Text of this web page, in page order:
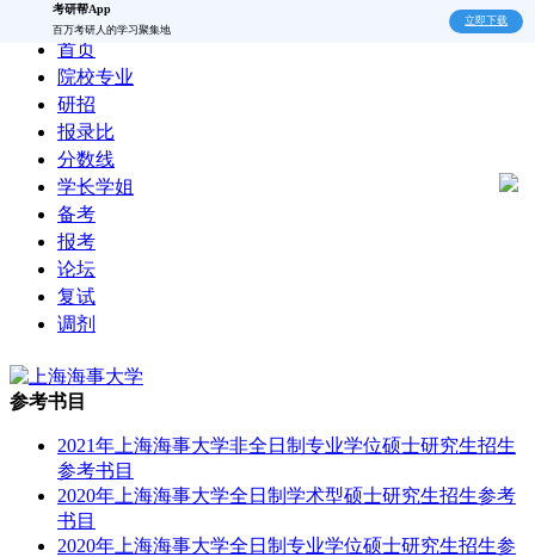
考研帮App
百万考研人的学习聚集地
立即下载
首页
院校专业
研招
报录比
分数线
学长学姐
备考
报考
论坛
复试
调剂
参考书目
2021年上海海事大学非全日制专业学位硕士研究生招生
参考书目
2020年上海海事大学全日制学术型硕士研究生招生参考
书目
2020年上海海事大学全日制专业学位硕士研究生招生参